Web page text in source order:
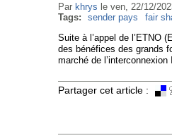
Par khrys le ven, 22/12/
Tags:
sender pays fair
Suite à l’appel de l’ETNO
des bénéfices des grands
marché de
Partager cet article :